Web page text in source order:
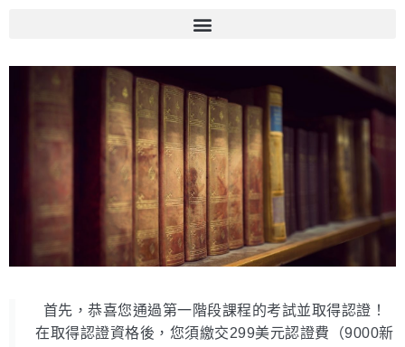
第一階段認
證方式
首先，恭喜您通過第一階段課程的考試並取得認證！
在取得認證資格後，您須繳交299美元認證費（9000新